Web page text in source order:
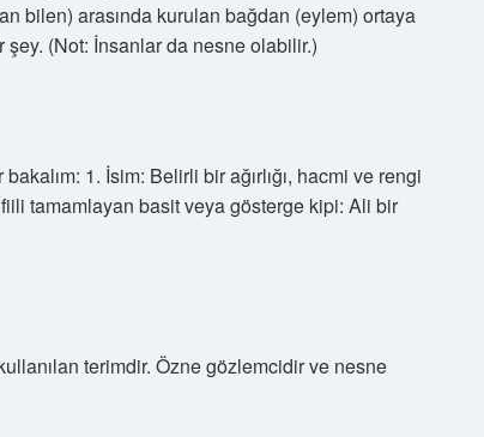
bilen) arasında kurulan bağdan (eylem) ortaya
(Not: İnsanlar da nesne olabilir.)
1. İsim: Belirli bir ağırlığı, hacmi ve rengi
tamamlayan basit veya gösterge kipi: Ali bir
terimdir. Özne gözlemcidir ve nesne